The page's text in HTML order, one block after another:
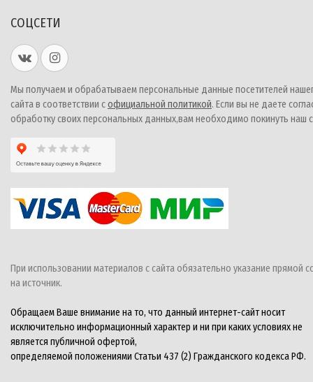
СОЦСЕТИ
Мы получаем и обрабатываем персональные данные посетителей
сайта в соответствии софициальной политикой. Если вы не даете
обработку своих персональных данных,вам необходимо покинуть наш
При использовании материалов с сайта обязательно указание прямой
на источник.
Обращаем Ваше внимание на то, что данный интернет-сайт носит
исключительно информационный характер и ни при каких условиях не
является публичной офертой,
определяемой положениями Статьи 437 (2) Гражданского кодекса РФ.